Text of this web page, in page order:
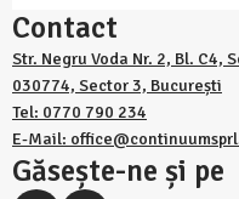
Contact
Str. Negru Voda Nr. 2, Bl. C4,
030774, Sector 3, București
Tel: 0770 790 234
E-Mail:
Găsește-ne și pe